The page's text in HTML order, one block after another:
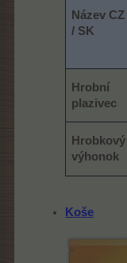
Název CZ
/ SK
Hrobní
plazivec
Hrobkový
výhonok
Koše